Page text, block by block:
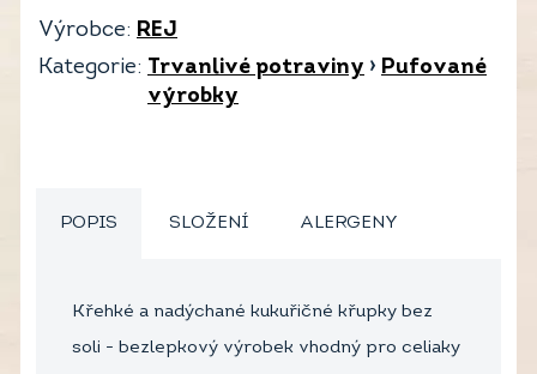
Výrobce: REJ
Kategorie: Trvanlivé potraviny › Pufované
výrobky
POPIS SLOŽENÍ ALERGENY
Křehké a nadýchané kukuřičné křupky bez
soli - bezlepkový výrobek vhodný pro celiaky